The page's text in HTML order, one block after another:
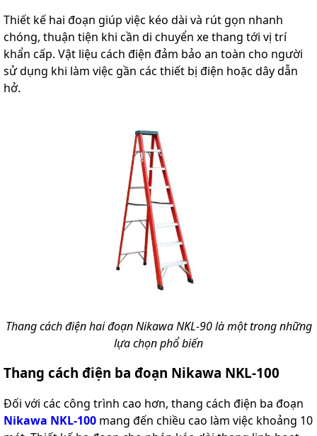
Thiết kế hai đoạn giúp việc kéo dài và rút gọn nhanh
chóng, thuận tiện khi cần di chuyển xe thang tới vị trí
khẩn cấp. Vật liệu cách điện đảm bảo an toàn cho người
sử dụng khi làm việc gần các thiết bị điện hoặc dây dẫn
hở.
Thang cách điện hai đoạn Nikawa NKL-90 là một trong những
lựa chọn phổ biến
Thang cách điện ba đoạn Nikawa NKL-100
Đối với các công trình cao hơn, thang cách điện ba đoạn
Nikawa NKL-100 mang đến chiều cao làm việc khoảng 10